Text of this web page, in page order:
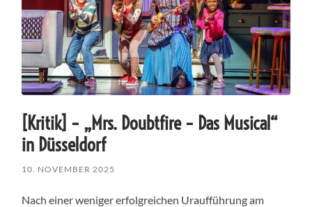
[Kritik] – „Mrs. Doubtfire – Das Musical“
in Düsseldorf
10. NOVEMBER 2025
Nach einer weniger erfolgreichen Uraufführung am